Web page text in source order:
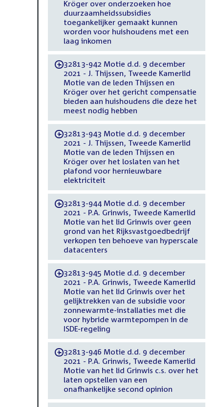
Kröger over onderzoeken hoe
duurzaamheidssubsidies
toegankelijker gemaakt kunnen
worden voor huishoudens met een
laag inkomen
-32813-942 Motie d.d. 9 december
2021 - J. Thijssen, Tweede Kamerlid
Motie van de leden Thijssen en
Kröger over het gericht compensatie
bieden aan huishoudens die deze het
meest nodig hebben
-32813-943 Motie d.d. 9 december
2021 - J. Thijssen, Tweede Kamerlid
Motie van de leden Thijssen en
Kröger over het loslaten van het
plafond voor hernieuwbare
elektriciteit
-32813-944 Motie d.d. 9 december
2021 - P.A. Grinwis, Tweede Kamerlid
Motie van het lid Grinwis over geen
grond van het Rijksvastgoedbedrijf
verkopen ten behoeve van hyperscale
datacenters
-32813-945 Motie d.d. 9 december
2021 - P.A. Grinwis, Tweede Kamerlid
Motie van het lid Grinwis over het
gelijktrekken van de subsidie voor
zonnewarmte-installaties met die
voor hybride warmtepompen in de
ISDE-regeling
-32813-946 Motie d.d. 9 december
2021 - P.A. Grinwis, Tweede Kamerlid
Motie van het lid Grinwis c.s. over het
laten opstellen van een
onafhankelijke second opinion